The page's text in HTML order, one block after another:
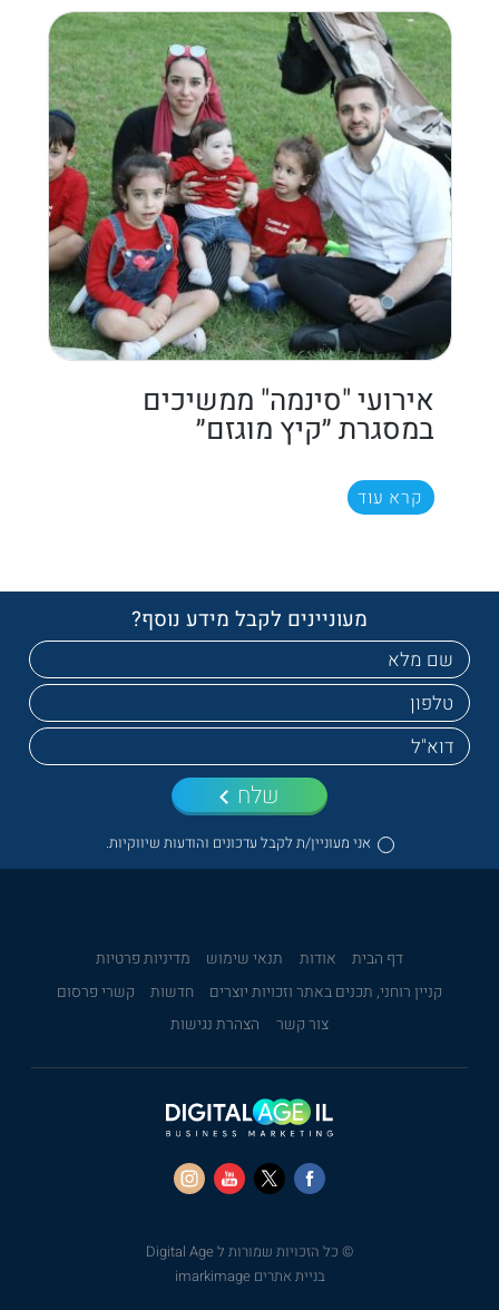
אירועי "סינמה" ממשיכים
במסגרת ״קיץ מוגזם״
קרא עוד
מעוניינים לקבל מידע נוסף?
אני מעוניין/ת לקבל עדכונים והודעות שיווקיות.
שלח
דף הבית אודות תנאי שימוש
מדיניות פרטיות
קניין רוחני, תכנים באתר וזכויות יוצרים
חדשות
קשרי פרסום
צור קשר
הצהרת נגישות
© כל הזכויות שמורות ל Digital Age
בניית אתרים imarkimage